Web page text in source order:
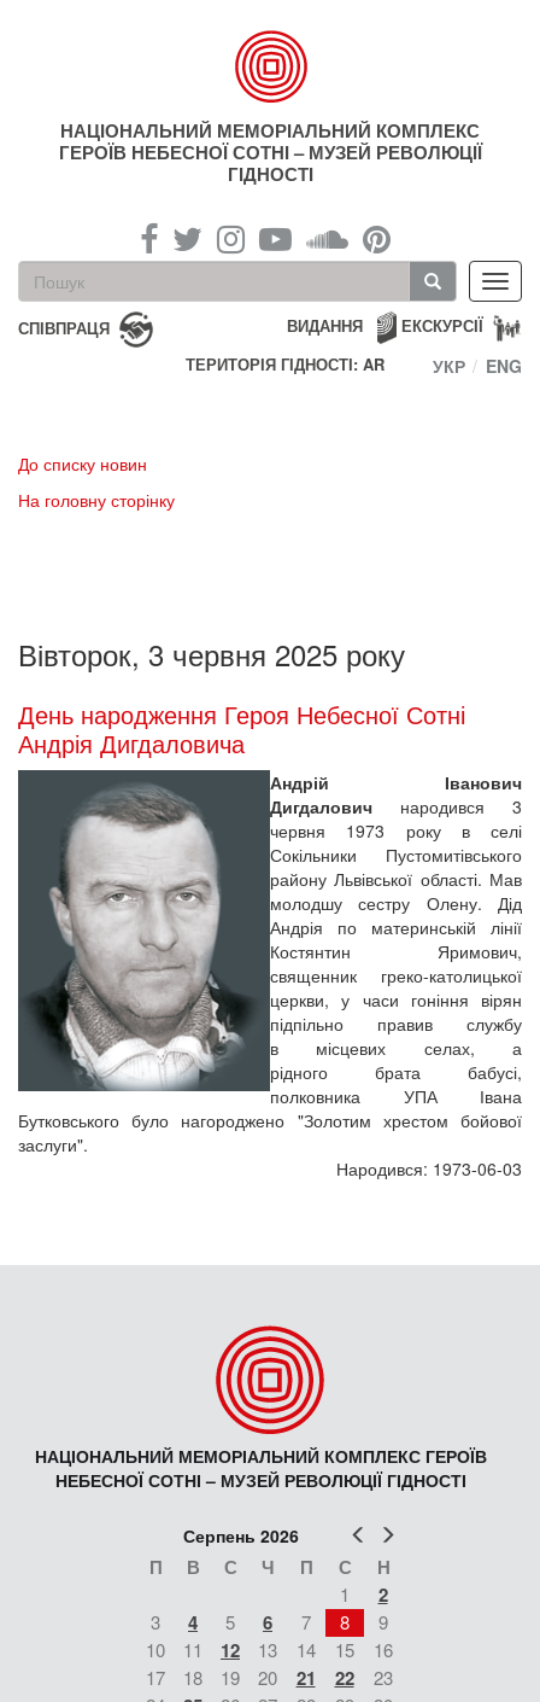
НАЦІОНАЛЬНИЙ МЕМОРІАЛЬНИЙ КОМПЛЕКС
ГЕРОЇВ НЕБЕСНОЇ СОТНІ – МУЗЕЙ РЕВОЛЮЦІЇ
ГІДНОСТІ
Пошукова
форма
Пошук
СПІВПРАЦЯ ЕКСКУРСІЇ
ВИДАННЯ
ТЕРИТОРІЯ ГІДНОСТІ: AR
УКР ENG
До списку новин
На головну сторінку
Вівторок, 3 червня 2025 року
День народження Героя Небесної Сотні
Андрія Дигдаловича
Андрій Іванович
Дигдалович народився 3
червня 1973 року в селі
Сокільники Пустомитівського
району Львівської області. Мав
молодшу сестру Олену. Дід
Андрія по материнській лінії
Костянтин Яримович,
священник греко-католицької
церкви, у часи гоніння вірян
підпільно правив службу
в місцевих селах, а
рідного брата бабусі,
полковника УПА Івана
Бутковського було нагороджено "Золотим хрестом бойової
заслуги".
Народився: 1973-06-03
НАЦІОНАЛЬНИЙ МЕМОРІАЛЬНИЙ КОМПЛЕКС ГЕРОЇВ
НЕБЕСНОЇ СОТНІ – МУЗЕЙ РЕВОЛЮЦІЇ ГІДНОСТІ
Попер
Серпень 2026
П В С Ч П С Н
1 2
3 4 5 6 7 8
9
10
11 12 13 14 15
16
17
18 19 20 21 22
23